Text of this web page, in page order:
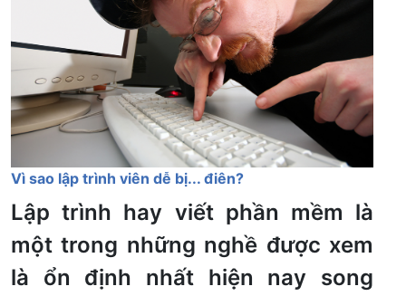
Vì sao lập trình viên dễ bị... điên?
Lập trình hay viết phần mềm là
một trong những nghề được xem
là ổn định nhất hiện nay song